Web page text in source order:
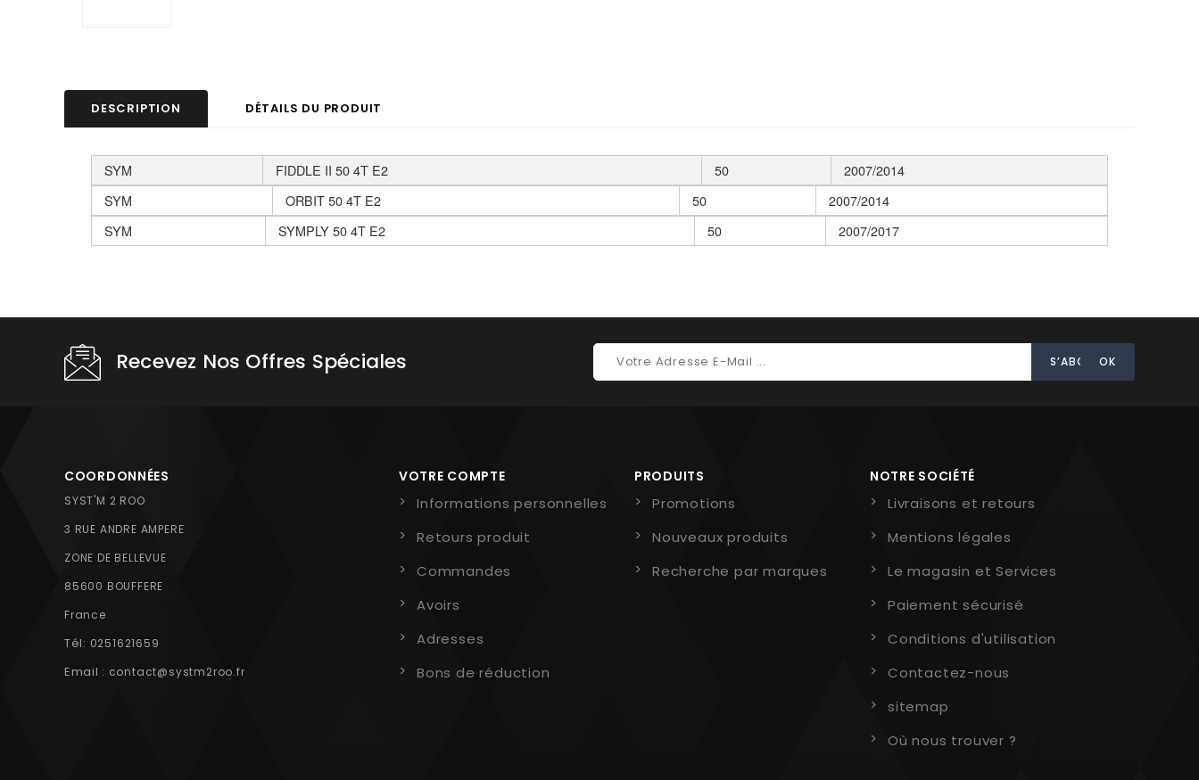
DESCRIPTION DÉTAILS DU PRODUIT
SYM FIDDLE II 50 4T E2 50
2007/2014
SYM
ORBIT 50 4T E2 50
2007/2014
SYM
SYMPLY 50 4T E2 50 2007/2017
Recevez Nos Offres Spéciales
COORDONNÉES
SYST'M 2 ROO
3 RUE ANDRE AMPERE
ZONE DE BELLEVUE
85600 BOUFFERE
France
Tél: 0251621659
Email : contact@systm2roo.fr
VOTRE COMPTE
Informations personnelles
Retours produit
Commandes
Avoirs
Adresses
Bons de réduction
PRODUITS
Promotions
Nouveaux produits
Recherche par marques
NOTRE SOCIÉTÉ
Livraisons et retours
Mentions légales
Le magasin et Services
Paiement sécurisé
Conditions d'utilisation
Contactez-nous
sitemap
Où nous trouver ?